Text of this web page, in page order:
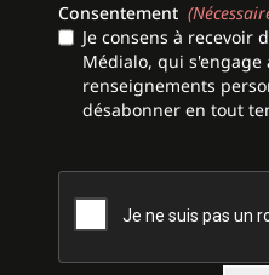
Consentement
Je consens à recevoir
Médialo, qui s'engage
renseignements
désabonner en tout